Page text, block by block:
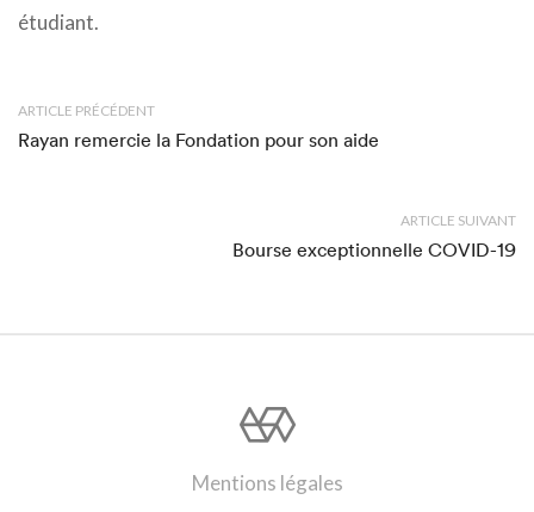
étudiant.
ARTICLE PRÉCÉDENT
Rayan remercie la Fondation pour son aide
ARTICLE SUIVANT
Bourse exceptionnelle COVID-19
Mentions légales